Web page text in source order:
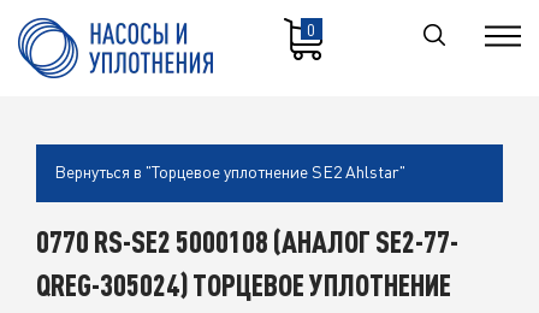
0
Вернуться в "Торцевое уплотнение SE2 Ahlstar"
0770 RS-SE2 5000108 (АНАЛОГ SE2-77-
QREG-305024) ТОРЦЕВОЕ УПЛОТНЕНИЕ